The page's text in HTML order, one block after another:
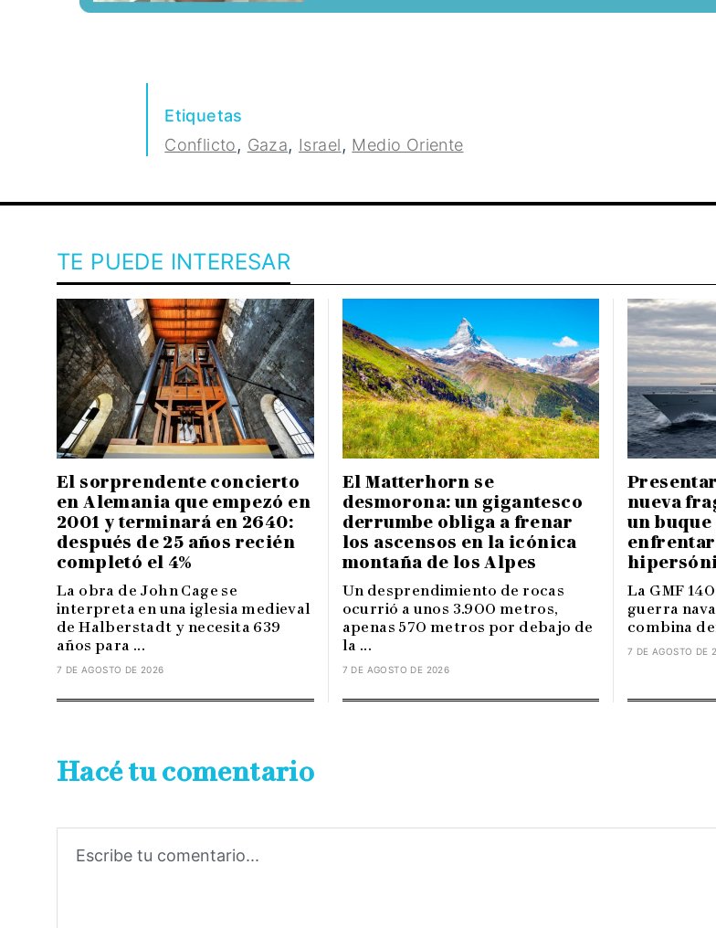
Etiquetas
Conflicto, Gaza, Israel, Medio Oriente
TE PUEDE INTERESAR
El sorprendente concierto
en Alemania que empezó en
2001 y terminará en 2640:
después de 25 años recién
completó el 4%
La obra de John Cage se
interpreta en una iglesia medieval
de Halberstadt y necesita 639
años para ...
7 DE AGOSTO DE 2026
El Matterhorn se
desmorona: un gigantesco
derrumbe obliga a frenar
los ascensos en la icónica
montaña de los Alpes
Un desprendimiento de rocas
ocurrió a unos 3.900 metros,
apenas 570 metros por debajo de
la ...
7 DE AGOSTO DE 2026
nueva
un
La GMF
guerra
combina
7 DE AGOSTO DE
Hacé tu comentario